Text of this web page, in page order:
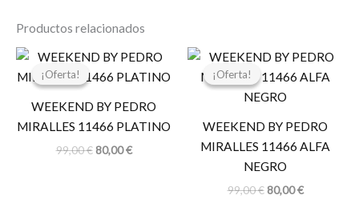
Productos relacionados
¡Oferta!
¡Oferta!
WEEKEND BY PEDRO
MIRALLES 11466 PLATINO
99,00€
El
original
99,00 €.
80,00€
El
actual
80,00 €.
¡Oferta!
¡Oferta!
WEEKEND BY PEDRO
MIRALLES 11466 ALFA
NEGRO
99,00€
El
original
era:
80,00€
El
actual